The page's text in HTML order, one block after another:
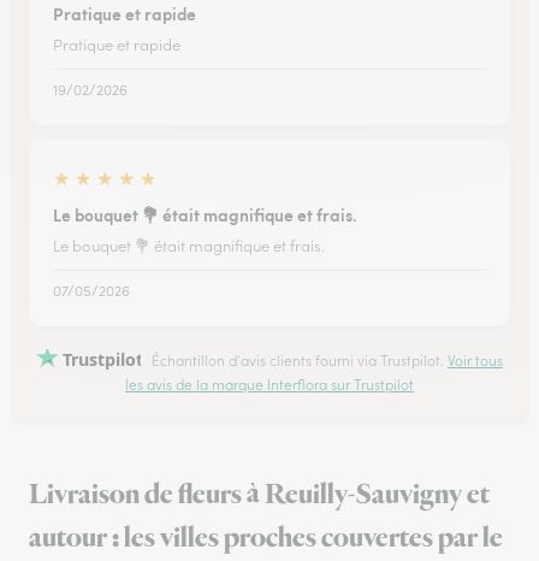
Pratique et rapide
Pratique et rapide
19/02/2026
★ ★ ★ ★ ★
Le bouquet 💐 était magnifique et frais.
Le bouquet 💐 était magnifique et frais.
07/05/2026
Trustpilot Échantillon d'avis clients fourni via Trustpilot. Voir tous
les avis de la marque Interflora sur Trustpilot
Livraison de fleurs à Reuilly-Sauvigny et
autour : les villes proches couvertes par le